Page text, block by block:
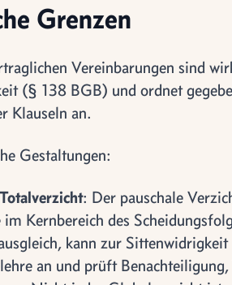
Grenzen
Vereinbarungen sind
(§ 138 BGB) und ordnet
Klauseln an.
Gestaltungen:
: Der pauschale
im Kernbereich des
kann zur
an und prüft